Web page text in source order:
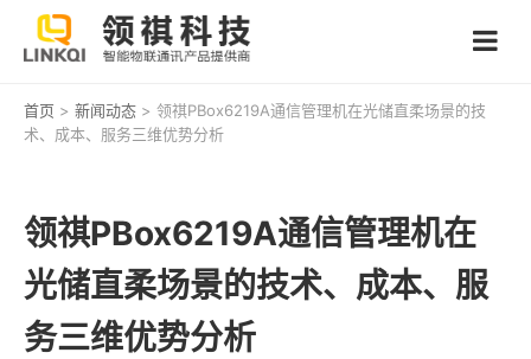
首页 > 新闻动态 > 领祺PBox6219A通信管理机在光储直柔场景的技
术、成本、服务三维优势分析
领祺PBox6219A通信管理机在
光储直柔场景的技术、成本、服
务三维优势分析